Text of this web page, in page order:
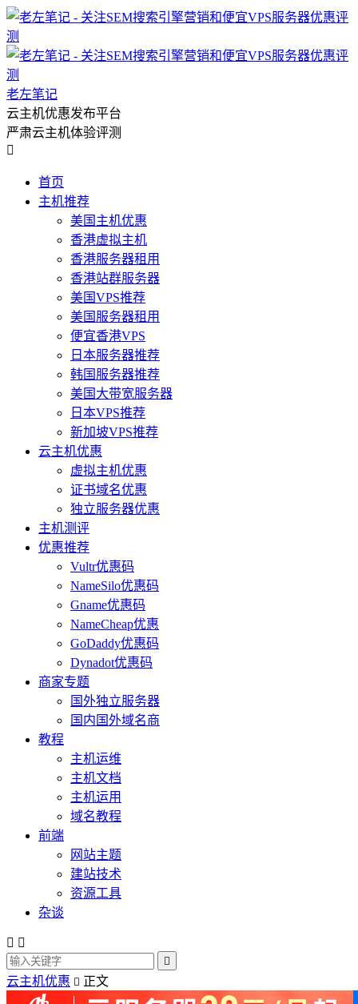
老左笔记
云主机优惠发布平台
严肃云主机体验评测

首页
主机推荐
美国主机优惠
香港虚拟主机
香港服务器租用
香港站群服务器
美国VPS推荐
美国服务器租用
便宜香港VPS
日本服务器推荐
韩国服务器推荐
美国大带宽服务器
日本VPS推荐
新加坡VPS推荐
云主机优惠
虚拟主机优惠
证书域名优惠
独立服务器优惠
主机测评
优惠推荐
Vultr优惠码
NameSilo优惠码
Gname优惠码
NameCheap优惠
GoDaddy优惠码
Dynadot优惠码
商家专题
国外独立服务器
国内国外域名商
教程
主机运维
主机文档
主机运用
域名教程
前端
网站主题
建站技术
资源工具
杂谈
 

云主机优惠  正文